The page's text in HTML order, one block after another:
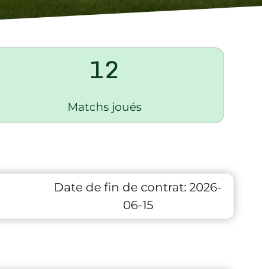
12
Matchs joués
Date de fin de contrat: 2026-
06-15